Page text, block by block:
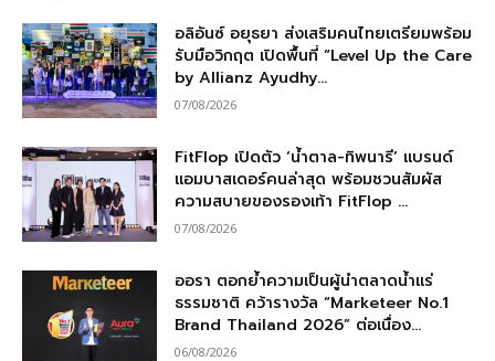
อลิอันซ์ อยุธยา ส่งเสริมคนไทยเตรียมพร้อม
รับมือวิกฤต เปิดพื้นที่ “Level Up the Care
by Allianz Ayudhy...
07/08/2026
FitFlop เปิดตัว ‘น้ำตาล-ทิพนารี’ แบรนด์
แอมบาสเดอร์คนล่าสุด พร้อมชวนสัมผัส
ความสบายของรองเท้า FitFlop ...
07/08/2026
ออรา ตอกย้ำความเป็นผู้นำตลาดน้ำแร่
ธรรมชาติ คว้ารางวัล “Marketeer No.1
Brand Thailand 2026” ต่อเนื่อง...
06/08/2026